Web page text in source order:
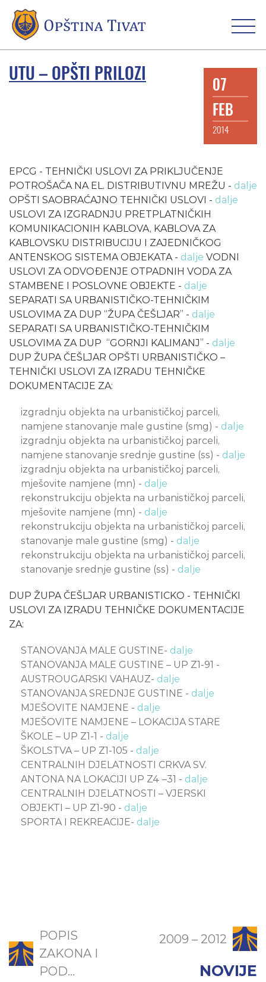
UTU – OPŠTI PRILOZI
07
FEB
2014
EPCG - TEHNIČKI USLOVI ZA PRIKLJUČENJE
POTROŠAČA NA EL. DISTRIBUTIVNU MREŽU - dalje
OPŠTI SAOBRAĆAJNO TEHNIČKI USLOVI - dalje
USLOVI ZA IZGRADNJU PRETPLATNIČKIH
KOMUNIKACIONIH KABLOVA, KABLOVA ZA
KABLOVSKU DISTRIBUCIJU I ZAJEDNIČKOG
ANTENSKOG SISTEMA OBJEKATA - dalje VODNI
USLOVI ZA ODVOĐENJE OTPADNIH VODA ZA
STAMBENE I POSLOVNE OBJEKTE - dalje
SEPARATI SA URBANISTIČKO-TEHNIČKIM
USLOVIMA ZA DUP “ŽUPA ČEŠLJAR” - dalje
SEPARATI SA URBANISTIČKO-TEHNIČKIM
USLOVIMA ZA DUP “GORNJI KALIMANJ” - dalje
DUP ŽUPA ČEŠLJAR OPŠTI URBANISTIČKO –
TEHNIČKI USLOVI ZA IZRADU TEHNIČKE
DOKUMENTACIJE ZA:
izgradnju objekta na urbanističkoj parceli,
namjene stanovanje male gustine (smg) - dalje
izgradnju objekta na urbanističkoj parceli,
namjene stanovanje srednje gustine (ss) - dalje
izgradnju objekta na urbanističkoj parceli,
mješovite namjene (mn) - dalje
rekonstrukciju objekta na urbanističkoj parceli,
mješovite namjene (mn) - dalje
rekonstrukciju objekta na urbanističkoj parceli,
stanovanje male gustine (smg) - dalje
rekonstrukciju objekta na urbanističkoj parceli,
stanovanje srednje gustine (ss) - dalje
DUP ŽUPA ČEŠLJAR URBANISTICKO - TEHNIČKI
USLOVI ZA IZRADU TEHNIČKE DOKUMENTACIJE
ZA:
STANOVANJA MALE GUSTINE- dalje
STANOVANJA MALE GUSTINE – UP Z1-91 -
AUSTROUGARSKI VAHAUZ- dalje
STANOVANJA SREDNJE GUSTINE - dalje
MJEŠOVITE NAMJENE - dalje
MJEŠOVITE NAMJENE – LOKACIJA STARE
ŠKOLE – UP Z1-1 - dalje
ŠKOLSTVA – UP Z1-105 - dalje
CENTRALNIH DJELATNOSTI CRKVA SV.
ANTONA NA LOKACIJI UP Z4 –31 - dalje
CENTRALNIH DJELATNOSTI – VJERSKI
OBJEKTI – UP Z1-90 - dalje
SPORTA I REKREACIJE- dalje
POPIS
ZAKONA I
POD...
2009 – 2012
NOVIJE